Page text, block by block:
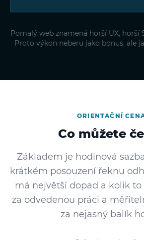
Pomalý web znamená horší UX, horší
Proto výkon neberu jako bonus, ale
ORIENTAČNÍ
Co můžete
Základem je hodinová sazba
krátkém posouzení řeknu
má největší dopad a kolik to
za odvedenou práci a
za nejasný balík